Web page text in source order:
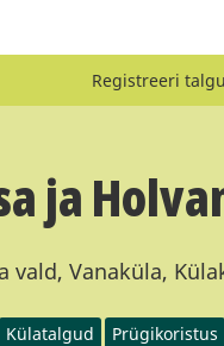
Registreeri
ja
vald, Vanaküla,
Külatalgud Prügikoristus